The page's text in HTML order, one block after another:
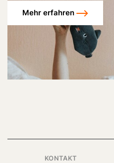
Mehr erfahren
KONTAKT